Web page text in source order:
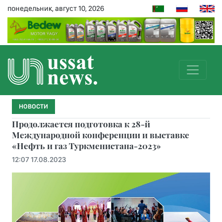
понедельник, август 10, 2026
НОВОСТИ
Продолжается подготовка к 28-й
Международной конференции и выставке
«Нефть и газ Туркменистана-2023»
12:07 17.08.2023